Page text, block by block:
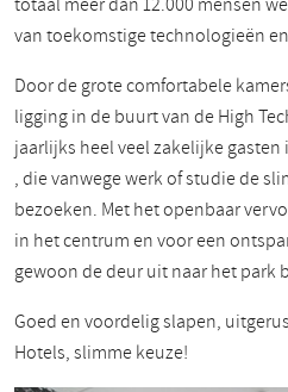
van toekomstige technologieën
Door de grote comfortabele
ligging in de buurt van de High
jaarlijks heel veel zakelijke gasten
, die vanwege werk of studie de
bezoeken. Met het openbaar
in het centrum en voor een
gewoon de deur uit naar het park
Goed en voordelig slapen,
Hotels, slimme keuze!